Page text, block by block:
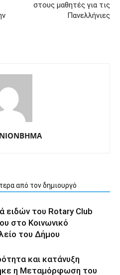
στους μαθητές για τις
Πανελλήνιες
από τον δημιουργό
ειδών του Rotary Club
στο Κοινωνικό
του Δήμου
και κατάνυξη
η Μεταμόρφωση του